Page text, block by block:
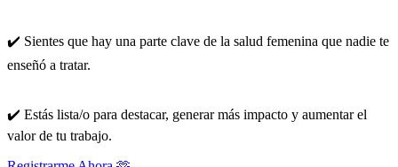
✔️ Sientes que hay una parte clave de la salud femenina que nadie te
enseñó a tratar.
✔️ Estás lista/o para destacar, generar más impacto y aumentar el
valor de tu trabajo.